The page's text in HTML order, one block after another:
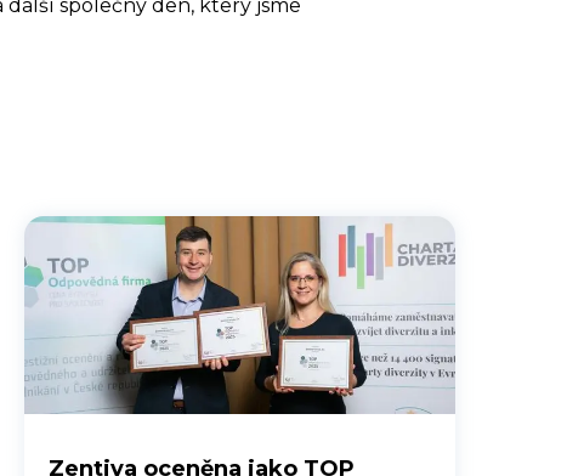
společný den, který jsme
Zentiva oceněna jako TOP